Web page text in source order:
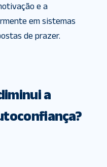
e a
em sistemas
de prazer.
a